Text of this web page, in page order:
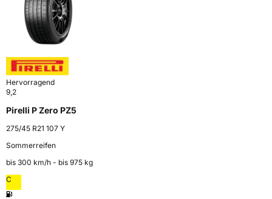
Hervorragend
9,2
Pirelli P Zero PZ5
275/45 R21 107 Y
Sommerreifen
bis 300 km⁠/⁠h - bis 975 kg
C